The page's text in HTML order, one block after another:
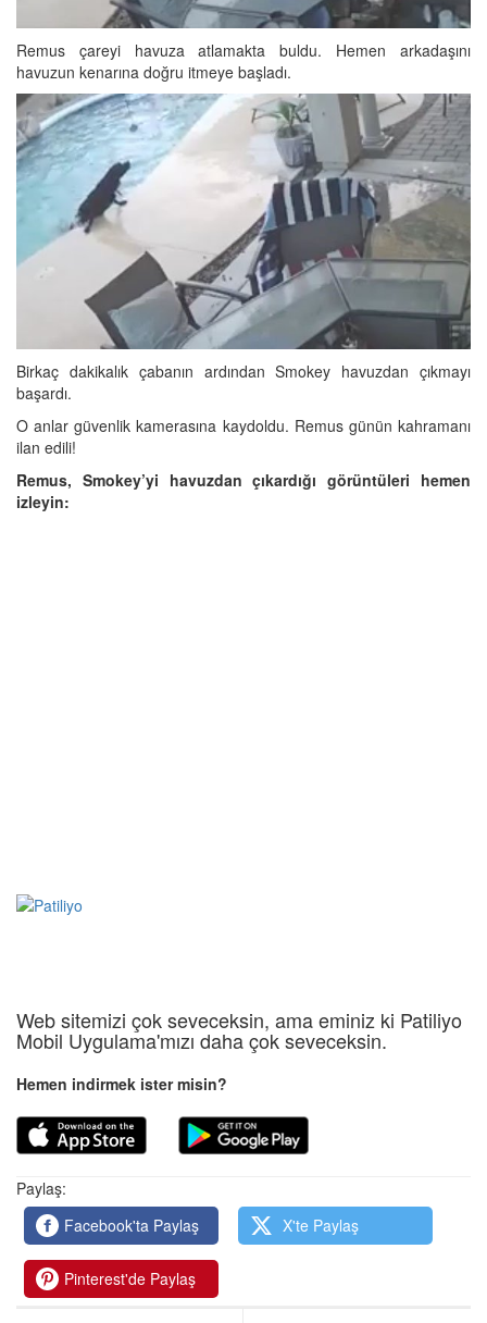
Remus çareyi havuza atlamakta buldu. Hemen arkadaşını
havuzun kenarına doğru itmeye başladı.
Birkaç dakikalık çabanın ardından Smokey havuzdan çıkmayı
başardı.
O anlar güvenlik kamerasına kaydoldu. Remus günün kahramanı
ilan edili!
Remus, Smokey’yi havuzdan çıkardığı görüntüleri hemen
izleyin:
Web sitemizi çok seveceksin, ama eminiz ki Patiliyo
Mobil Uygulama'mızı daha çok seveceksin.
Hemen indirmek ister misin?
Paylaş:
Facebook'ta Paylaş
X'te Paylaş
Pinterest'de Paylaş